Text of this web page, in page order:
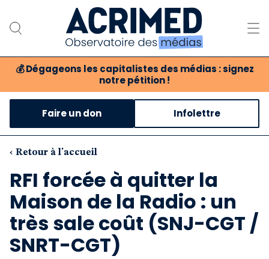
💰 Dégageons les capitalistes des médias : signez
notre pétition !
Notre association
Notre critique des médias
Nos propositions
Notre revue
Boutique
Faire un don Infolettre
‹ Retour à l'accueil
RFI forcée à quitter la
Maison de la Radio : un
très sale coût (SNJ-CGT /
SNRT-CGT)